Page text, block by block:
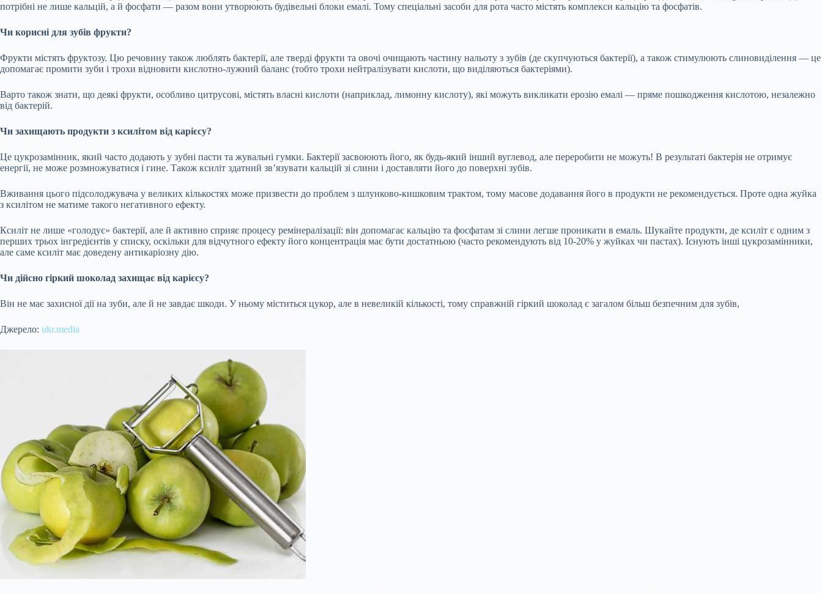
потрібні не лише кальцій, а й фосфати — разом вони утворюють будівельні блоки емалі. Тому спеціальні засоби для рота часто містять комплекси кальцію та фосфатів.
Чи корисні для зубів фрукти?
Фрукти містять фруктозу. Цю речовину також люблять бактерії, але тверді фрукти та овочі очищають частину нальоту з зубів (де скупчуються бактерії), а також стимулюють слиновиділення — це
допомагає промити зуби і трохи відновити кислотно-лужний баланс (тобто трохи нейтралізувати кислоти, що виділяються бактеріями).
Варто також знати, що деякі фрукти, особливо цитрусові, містять власні кислоти (наприклад, лимонну кислоту), які можуть викликати ерозію емалі — пряме пошкодження кислотою, незалежно
від бактерій.
Чи захищають продукти з ксилітом від карієсу?
Це цукрозамінник, який часто додають у зубні пасти та жувальні гумки. Бактерії засвоюють його, як будь-який інший вуглевод, але переробити не можуть! В результаті бактерія не отримує
енергії, не може розмножуватися і гине. Також ксиліт здатний зв’язувати кальцій зі слини і доставляти його до поверхні зубів.
Вживання цього підсолоджувача у великих кількостях може призвести до проблем з шлунково-кишковим трактом, тому масове додавання його в продукти не рекомендується. Проте одна жуйка
з ксилітом не матиме такого негативного ефекту.
Ксиліт не лише «голодує» бактерії, але й активно сприяє процесу ремінералізації: він допомагає кальцію та фосфатам зі слини легше проникати в емаль. Шукайте продукти, де ксиліт є одним з
перших трьох інгредієнтів у списку, оскільки для відчутного ефекту його концентрація має бути достатньою (часто рекомендують від 10-20% у жуйках чи пастах). Існують інші цукрозамінники,
але саме ксиліт має доведену антикаріозну дію.
Чи дійсно гіркий шоколад захищає від карієсу?
Він не має захисної дії на зуби, але й не завдає шкоди. У ньому міститься цукор, але в невеликій кількості, тому справжній гіркий шоколад є загалом більш безпечним для зубів,
Джерело: ukr.media